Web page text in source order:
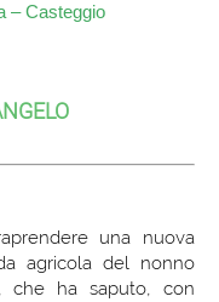
– Casteggio
una nuova
agricola del nonno
che ha saputo, con